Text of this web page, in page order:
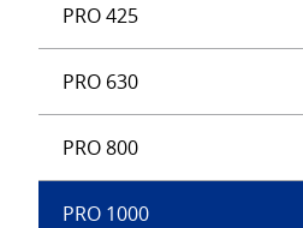
PRO 425
PRO 630
PRO 800
PRO 1000